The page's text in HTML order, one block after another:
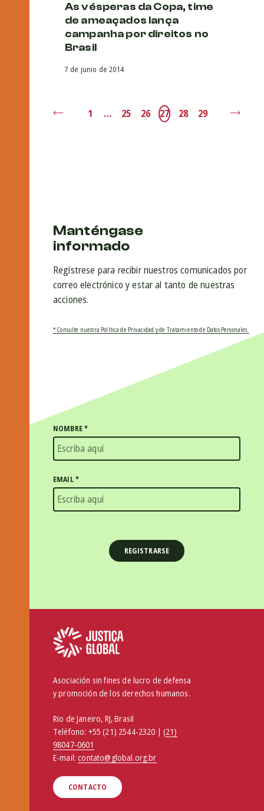
As vésperas da Copa, time
de ameaçados lança
campanha por direitos no
Brasil
7 de junio de 2014
1 … 25 26 27 28 29
Manténgase
informado
Regístrese para recibir nuestros comunicados por
correo electrónico y estar al tanto de nuestras
acciones.
* Consulte nuestra Política de Privacidad y de Tratamiento de Datos Personales.
NOMBRE*
EMAIL*
Asociación sin fines de lucro de defensa
y promoción de los derechos humanos.
Rio de Janeiro, RJ, Brasil
Teléfono: +55 (21) 2544-2320 | (21)
98047-0601
E-mail:contato@global.org.br
CONTACTO